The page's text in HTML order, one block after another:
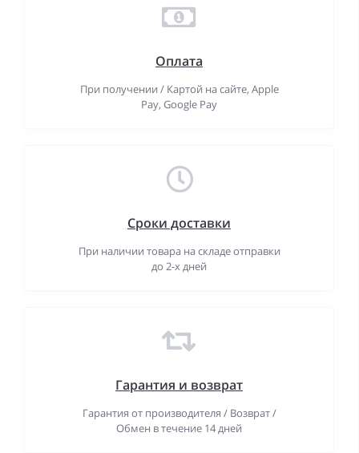
Оплата
При получении / Картой на сайте, Apple
Pay, Google Pay
Сроки доставки
При наличии товара на складе отправки
до 2-х дней
Гарантия и возврат
Гарантия от производителя / Возврат /
Обмен в течение 14 дней